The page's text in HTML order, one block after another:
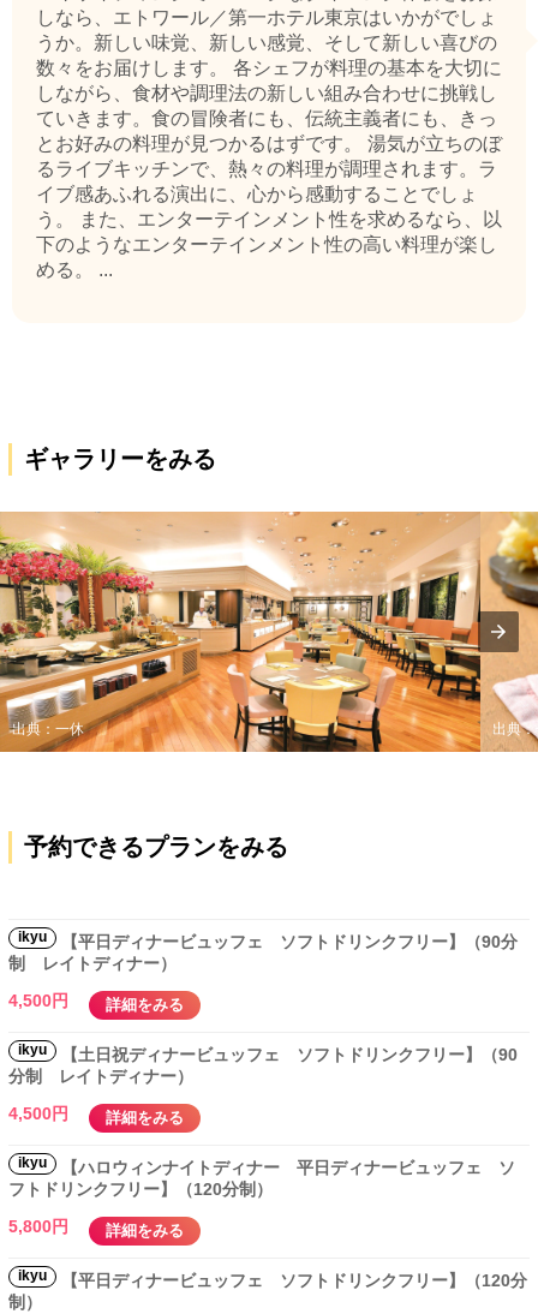
しなら、エトワール／第一ホテル東京はいかがでしょ
うか。新しい味覚、新しい感覚、そして新しい喜びの
数々をお届けします。 各シェフが料理の基本を大切に
しながら、食材や調理法の新しい組み合わせに挑戦し
ていきます。食の冒険者にも、伝統主義者にも、きっ
とお好みの料理が見つかるはずです。 湯気が立ちのぼ
るライブキッチンで、熱々の料理が調理されます。ラ
イブ感あふれる演出に、心から感動することでしょ
う。 また、エンターテインメント性を求めるなら、以
下のようなエンターテインメント性の高い料理が楽し
める。 ...
ギャラリーをみる
出典：一休 出典
予約できるプランをみる
ikyu
【平日ディナービュッフェ ソフトドリンクフリー】（90分
制 レイトディナー）
4,500円
詳細をみる
ikyu
【土日祝ディナービュッフェ ソフトドリンクフリー】（90
分制 レイトディナー）
4,500円
詳細をみる
ikyu
【ハロウィンナイトディナー 平日ディナービュッフェ ソ
フトドリンクフリー】（120分制）
5,800円
詳細をみる
ikyu
【平日ディナービュッフェ ソフトドリンクフリー】（120分
制）